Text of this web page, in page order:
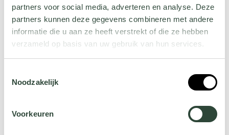
partners voor social media, adverteren en analyse. Deze
partners kunnen deze gegevens combineren met andere
informatie die u aan ze heeft verstrekt of die ze hebben
verzameld op basis van uw gebruik van hun services.
jehier.
Noodzakelijk
Voorkeuren